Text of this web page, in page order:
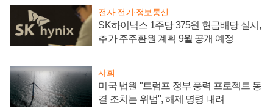
전자·전기·정보통신
SK하이닉스 1주당 375원 현금배당 실시,
추가 주주환원 계획 9월 공개 예정
사회
미국 법원 "트럼프 정부 풍력 프로젝트 동
결 조치는 위법", 해제 명령 내려